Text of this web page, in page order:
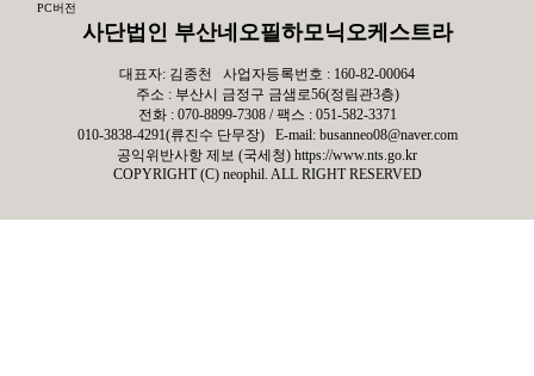
PC버전
사단법인 부산네오필하모닉오케스트라
대표자: 김종천 사업자등록번호 : 160-82-00064
주소 : 부산시 금정구 금샘로56(정림관3층)
전화 : 070-8899-7308 / 팩스 : 051-582-3371
010-3838-4291(류진수 단무장) E-mail: busanneo08@naver.com
공익위반사항 제보 (국세청) https://www.nts.go.kr
COPYRIGHT (C) neophil. ALL RIGHT RESERVED